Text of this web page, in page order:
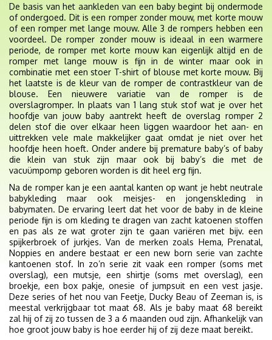
De basis van het aankleden van een baby begint bij ondermode
of ondergoed. Dit is een romper zonder mouw, met korte mouw
of een romper met lange mouw. Alle 3 de rompers hebben een
voordeel. De romper zonder mouw is ideaal in een warmere
periode, de romper met korte mouw kan eigenlijk altijd en de
romper met lange mouw is fijn in de winter maar ook in
combinatie met een stoer T-shirt of blouse met korte mouw. Bij
het laatste is de kleur van de romper de contrastkleur van de
blouse. Een nieuwere variatie van de romper is de
overslagromper. In plaats van 1 lang stuk stof wat je over het
hoofdje van jouw baby aantrekt heeft de overslag romper 2
delen stof die over elkaar heen liggen waardoor het aan- en
uittrekken vele male makkelijker gaat omdat je niet over het
hoofdje heen hoeft. Onder andere bij premature baby’s of baby
die klein van stuk zijn maar ook bij baby’s die met de
vacuümpomp geboren worden is dit heel erg fijn.
Na de romper kan je een aantal kanten op want je hebt neutrale
babykleding maar ook meisjes- en jongenskleding in
babymaten. De ervaring leert dat het voor de baby in de kleine
periode fijn is om kleding te dragen van zacht katoenen stoffen
en pas als ze wat groter zijn te gaan variëren met bijv. een
spijkerbroek of jurkjes. Van de merken zoals Hema, Prenatal,
Noppies en andere bestaat er een new born serie van zachte
kantoenen stof. In zo’n serie zit vaak een romper (soms met
overslag), een mutsje, een shirtje (soms met overslag), een
broekje, een box pakje, onesie of jumpsuit en een vest jasje.
Deze series of het nou van Feetje, Ducky Beau of Zeeman is, is
meestal verkrijgbaar tot maat 68. Als je baby maat 68 bereikt
zal hij of zij zo tussen de 3 a 6 maanden oud zijn. Afhankelijk van
hoe groot jouw baby is hoe eerder hij of zij deze maat bereikt.